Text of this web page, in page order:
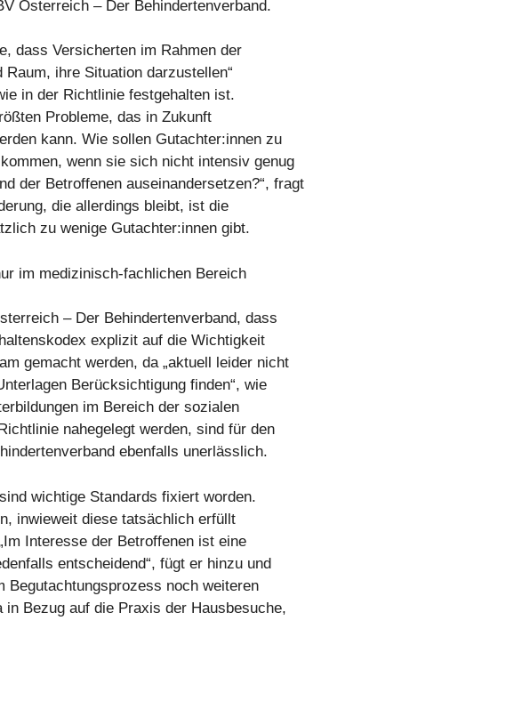
Österreich – Der Behindertenverband.
dass Versicherten im Rahmen der
Raum, ihre Situation darzustellen“
in der Richtlinie festgehalten ist.
Probleme, das in Zukunft
kann. Wie sollen Gutachter:innen zu
wenn sie sich nicht intensiv genug
der Betroffenen auseinandersetzen?“, fragt
die allerdings bleibt, ist die
zu wenige Gutachter:innen gibt.
im medizinisch-fachlichen Bereich
– Der Behindertenverband, dass
explizit auf die Wichtigkeit
gemacht werden, da „aktuell leider nicht
Berücksichtigung finden“, wie
im Bereich der sozialen
nahegelegt werden, sind für den
ebenfalls unerlässlich.
wichtige Standards fixiert worden.
inwieweit diese tatsächlich erfüllt
Interesse der Betroffenen ist eine
entscheidend“, fügt er hinzu und
Begutachtungsprozess noch weiteren
in Bezug auf die Praxis der Hausbesuche,